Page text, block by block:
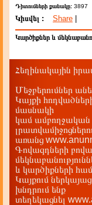
Դիտումների քանակը: 3897
Կիսվել : Share
Կարծիքներ և
Հեղինակային
Մեջբերումներ
Կայքի
մասնակի
կամ ամբողջական
առանց
Գովազդների
և կարծիքների
Կայքում
խնդրում ենք
տեղեկացնել